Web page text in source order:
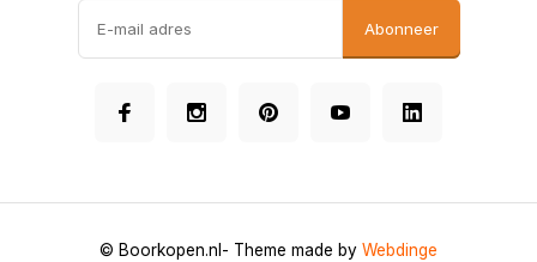
Abonneer
© Boorkopen.nl - Theme made by Webdinge